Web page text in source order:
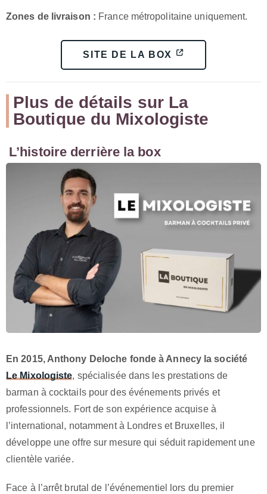
Zones de livraison : France métropolitaine uniquement.
SITE DE LA BOX
Plus de détails sur La
Boutique du Mixologiste
L’histoire derrière la box
En 2015, Anthony Deloche fonde à Annecy la société
Le Mixologiste, spécialisée dans les prestations de
barman à cocktails pour des événements privés et
professionnels. Fort de son expérience acquise à
l’international, notamment à Londres et Bruxelles, il
développe une offre sur mesure qui séduit rapidement une
clientèle variée.
Face à l’arrêt brutal de l’événementiel lors du premier